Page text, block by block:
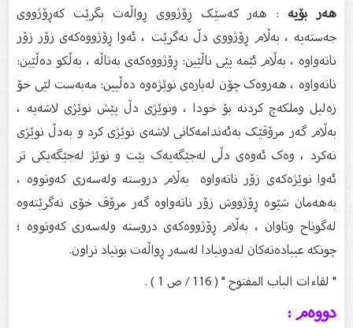
هەر بۆیە: هەر کەسێک ڕۆژووی ڕواڵەت بگرێت کەڕۆژووی
جەستەیە ، بەڵام ڕۆژووی دڵ نەگرێت ، ئەوا ڕۆژووەکەی زۆر زۆر
ناتەواوە ، بەڵام ئێمە پێی ناڵێین: ڕۆژووەکەی بەتاڵە ، بەڵکو دەڵێین:
ناتەواوە ، هەروەک چۆن لەبارەی نوێژەوە دەڵیین: مەبەست لێی خۆ
زەلیل وملکەچ کردنە بۆ خودا ، ونوێژی دڵ پێش نوێژی لاشەیە ،
بەڵام گەر مرۆڤێک بەئەندامەکانی لاشەی نوێژی کرد و بەدڵ نوێژی
نەکرد ، وەک ئەوەی دڵی لەجێگەیەک بێت و نوێژ لەجێگەیکی تر
ئەوا نوێژەکەی زۆر ناتەواوە بەڵام دروستە ولەسەری کەوتووە ،
بەهەمان شێوە ڕۆژووش زۆر ناتەواوە گەر مرۆڤ خۆی نەگرێتەوە
لەگوناح وتاوان ، بەڵام ڕۆژووەکەی دروستە ولەسەری کەوتووە ؛
چونکە عیبادەتەکان لەدونیادا لەسەر ڕواڵەت بونیاد نراون.
" لقاءات الباب المفتوح " ( 116 / ص 1 ) .
دووەم :